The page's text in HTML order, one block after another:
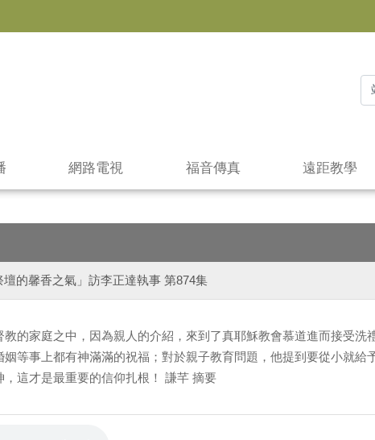
網路電視 福音傳真 遠距教學
壇的馨香之氣」訪李正達執事 第874集
的家庭之中，因為親人的介紹，來到了真耶穌教會慕道進而接受洗
等事上都有神滿滿的祝福；對於親子教育問題，他提到要從小就給
這才是最重要的信仰扎根！ 謙芊 摘要